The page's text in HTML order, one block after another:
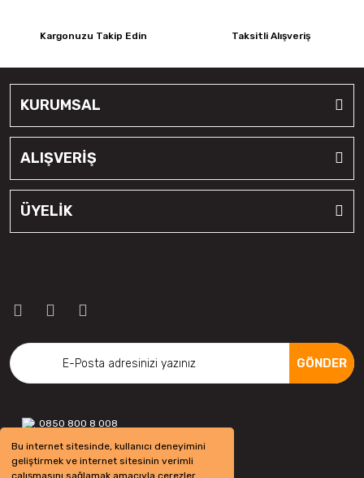
Bu internet sitesinde, kullanıcı deneyimini
geliştirmek ve internet sitesinin verimli
Kargonuzu Takip Edin Taksitli Alışveriş
KURUMSAL
ALIŞVERİŞ
ÜYELİK
GÖNDER
0850 800 8 008